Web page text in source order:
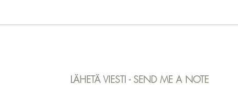
LÄHETÄ VIESTI - SEND ME A NOTE